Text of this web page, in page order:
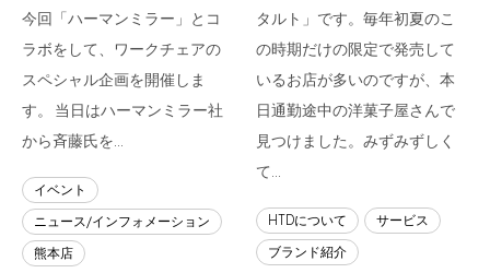
熊本店
096-274-8175
Arv
0965-45-9282
今回「ハーマンミラー」とコ
ラボをして、ワークチェアの
スペシャル企画を開催しま
す。 当日はハーマンミラー社
から斉藤氏を…
イベント
ニュース/インフォメーション
熊本店
タルト」です。毎年初夏のこ
の時期だけの限定で発売して
いるお店が多いのですが、本
日通勤途中の洋菓子屋さんで
見つけました。みずみずしく
て…
HTDについて
サービス
ブランド紹介